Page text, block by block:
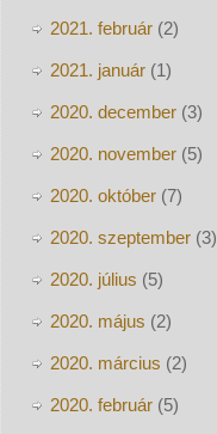
2021. február(2)
2021. január(1)
2020. december(3)
2020. november(5)
2020. október(7)
2020. szeptember(3)
2020. július (5)
2020. május (2)
2020. március (2)
2020. február(5)